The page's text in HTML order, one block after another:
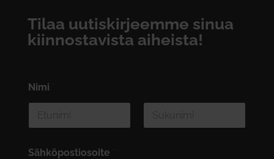
Tilaa uutiskirjeemme sinua
kiinnostavista aiheista!
Nimi *
Sähköpostiosoite *